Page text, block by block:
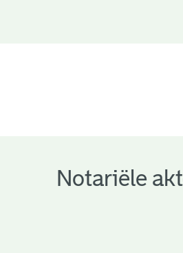
Notariële